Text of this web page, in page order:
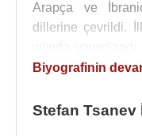
Arapça ve
dillerine çevrildi.
yılında sahnelendi.
Oyuncular Birliği
Biyografinin
Stefan Tsanev